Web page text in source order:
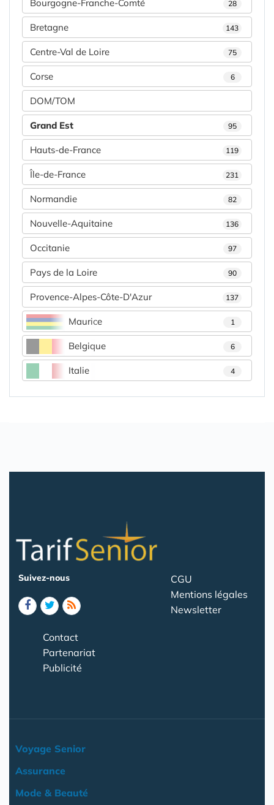
Bourgogne-Franche-Comté 28
Bretagne 143
Centre-Val de Loire 75
Corse 6
DOM/TOM
Grand Est 95
Hauts-de-France 119
Île-de-France 231
Normandie 82
Nouvelle-Aquitaine 136
Occitanie 97
Pays de la Loire 90
Provence-Alpes-Côte-D'Azur 137
Maurice 1
Belgique 6
Italie 4
Suivez-nous
CGU
Mentions légales
Newsletter
Contact
Partenariat
Publicité
Voyage Senior
Assurance
Mode & Beauté